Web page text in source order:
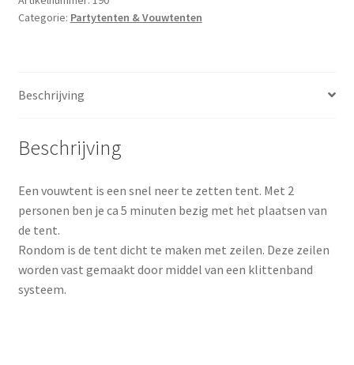
aantal
Categorie: Partytenten & Vouwtenten
Beschrijving
Beschrijving
Een vouwtent is een snel neer te zetten tent. Met 2
personen ben je ca 5 minuten bezig met het plaatsen van
de tent.
Rondom is de tent dicht te maken met zeilen. Deze zeilen
worden vast gemaakt door middel van een klittenband
systeem.